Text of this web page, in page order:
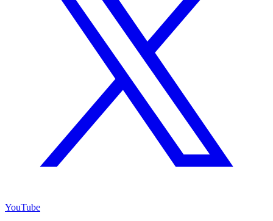
YouTube